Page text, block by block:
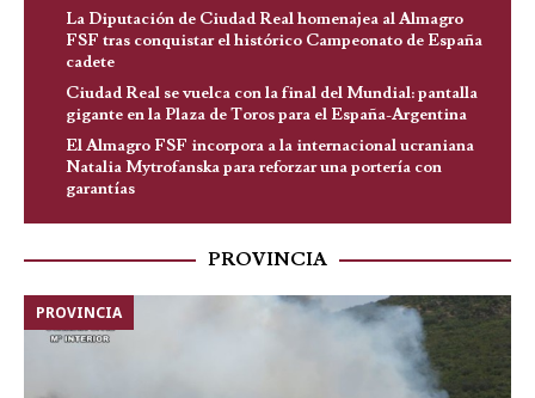
La Diputación de Ciudad Real homenajea al Almagro
FSF tras conquistar el histórico Campeonato de España
cadete
Ciudad Real se vuelca con la final del Mundial: pantalla
gigante en la Plaza de Toros para el España-Argentina
El Almagro FSF incorpora a la internacional ucraniana
Natalia Mytrofanska para reforzar una portería con
garantías
PROVINCIA
PROVINCIA